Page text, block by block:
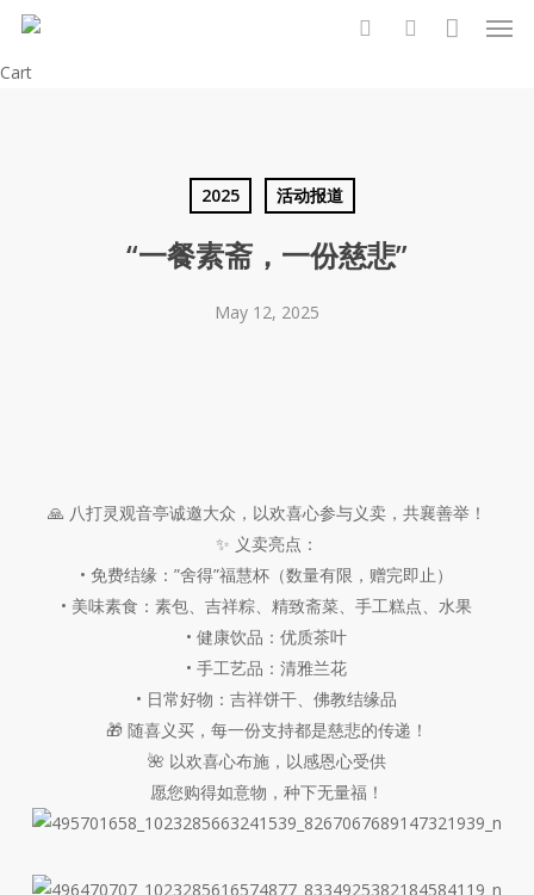
Skip
main
CartClose
2025 活动报道
“一餐素斋，一份慈悲”
May 12, 2025
🙏 八打灵观音亭诚邀大众，以欢喜心参与义卖，共襄善举！
✨ 义卖亮点：
• 免费结缘：”舍得”福慧杯（数量有限，赠完即止）
• 美味素食：素包、吉祥粽、精致斋菜、手工糕点、水果
• 健康饮品：优质茶叶
• 手工艺品：清雅兰花
• 日常好物：吉祥饼干、佛教结缘品
🎁 随喜义买，每一份支持都是慈悲的传递！
🌺 以欢喜心布施，以感恩心受供
愿您购得如意物，种下无量福！